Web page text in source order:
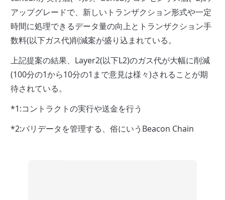
アップグレードで、新しいトランザクション形式や一定
時間に処理できるデータ量の向上とトランザクション手
数料(以下ガス代)削減案が盛り込まれている。
上記提案の結果、Layer2(以下L2)のガス代が大幅に削減
(100分の1から10分の1まで意見は様々)されることが期
待されている。
*1:コントラクトの実行や送金を行う
*2:バリデータを管理する、俗にいうBeacon Chain